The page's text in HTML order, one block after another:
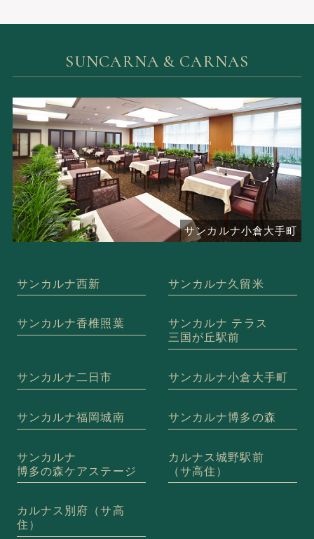
SUNCARNA & CARNAS
サンカルナ西新 サンカルナ久留米
サンカルナ香椎照葉
サンカルナ テラス
三国が丘駅前
サンカルナ二日市 サンカルナ小倉大手町
サンカルナ福岡城南 サンカルナ博多の森
サンカルナ
博多の森ケアステージ
カルナス城野駅前
（サ高住）
カルナス別府（サ高
住）